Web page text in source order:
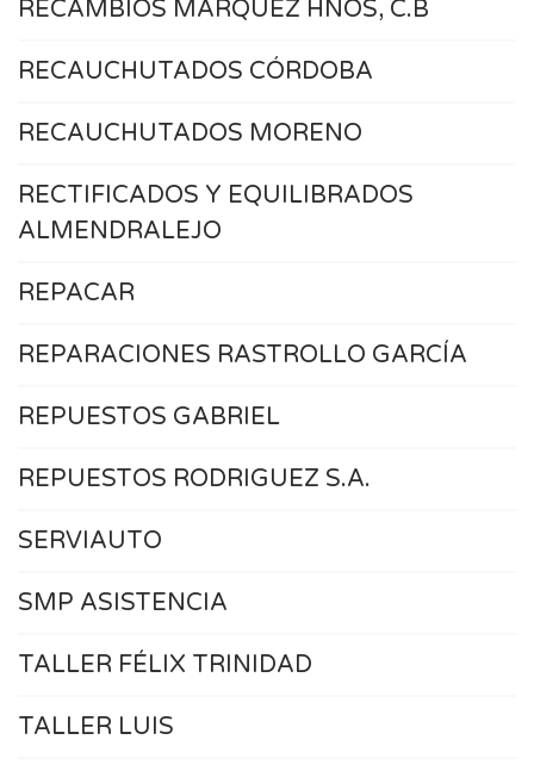
RECAMBIOS MÁRQUEZ HNOS, C.B
RECAUCHUTADOS CÓRDOBA
RECAUCHUTADOS MORENO
RECTIFICADOS Y EQUILIBRADOS
ALMENDRALEJO
REPACAR
REPARACIONES RASTROLLO GARCÍA
REPUESTOS GABRIEL
REPUESTOS RODRIGUEZ S.A.
SERVIAUTO
SMP ASISTENCIA
TALLER FÉLIX TRINIDAD
TALLER LUIS